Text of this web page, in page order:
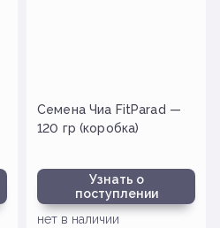
Семена Чиа FitParad —
120 гр (коробка)
Узнать о
поступлении
нет в наличии